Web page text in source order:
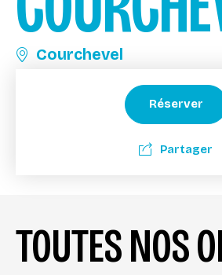
Courchevel
Réserver
Partager
TOUTES NOS